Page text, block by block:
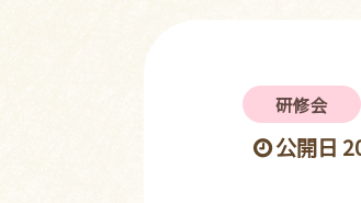
研修会
公開日